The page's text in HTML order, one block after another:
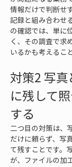
情報だけで判断せ
記録と組み合わせ
の確認では、単に
く、その調査で求
いるかも考えるこ
対策2 写
に残して
する
二つ目の対策は、
だけに頼らず、写
て残すことです。
が、ファイルの加